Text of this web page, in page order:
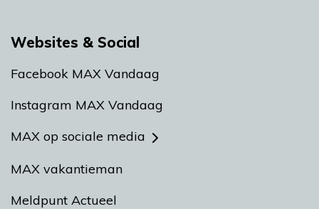
Websites & Social
Facebook MAX Vandaag
Instagram MAX Vandaag
MAX op sociale media
MAX vakantieman
Meldpunt Actueel